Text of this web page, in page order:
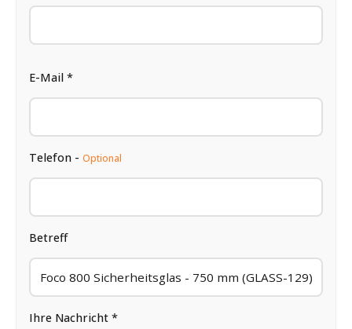
E-Mail *
Telefon - Optional
Betreff
Ihre Nachricht *